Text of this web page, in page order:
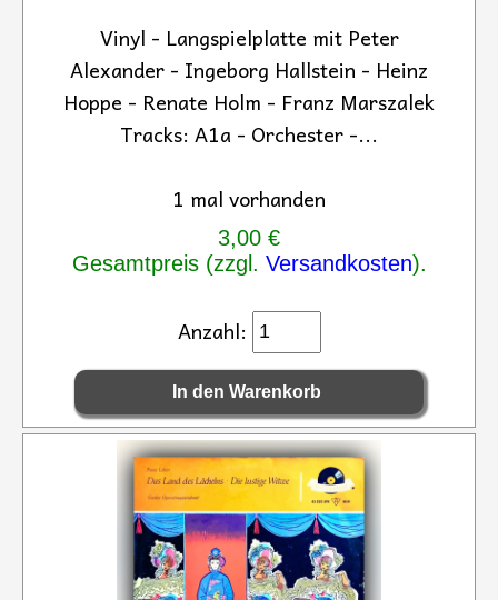
Vinyl - Langspielplatte mit Peter
Alexander - Ingeborg Hallstein - Heinz
Hoppe - Renate Holm - Franz Marszalek
Tracks: A1a - Orchester -...
1 mal vorhanden
3,00 €
Gesamtpreis (zzgl. Versandkosten).
Anzahl: